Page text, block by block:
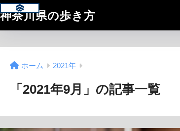
神奈川県の歩き方
ホーム 2021年
「2021年9月」の記事一覧